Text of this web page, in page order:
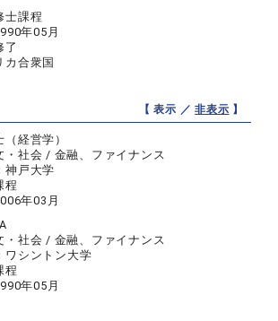
士課程
年05月
了
カ合衆国
【 表示 ／非表示 】
（経営学）
・社会 / 金融、ファイナンス
神戸大学
程
年03月
・社会 / 金融、ファイナンス
ワシントン大学
程
年05月